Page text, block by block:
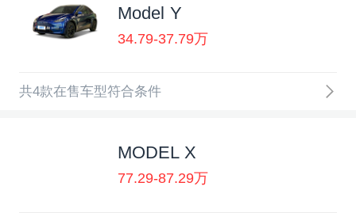
Model Y
34.79-37.79万
共4款在售车型符合条件
MODEL X
77.29-87.29万